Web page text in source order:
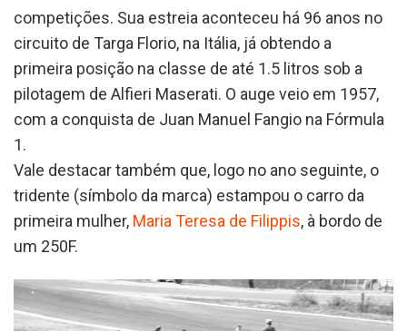
competições. Sua estreia aconteceu há 96 anos no
circuito de Targa Florio, na Itália, já obtendo a
primeira posição na classe de até 1.5 litros sob a
pilotagem de Alfieri Maserati. O auge veio em 1957,
com a conquista de Juan Manuel Fangio na Fórmula
1.
Vale destacar também que, logo no ano seguinte, o
tridente (símbolo da marca) estampou o carro da
primeira mulher, Maria Teresa de Filippis, à bordo de
um 250F.